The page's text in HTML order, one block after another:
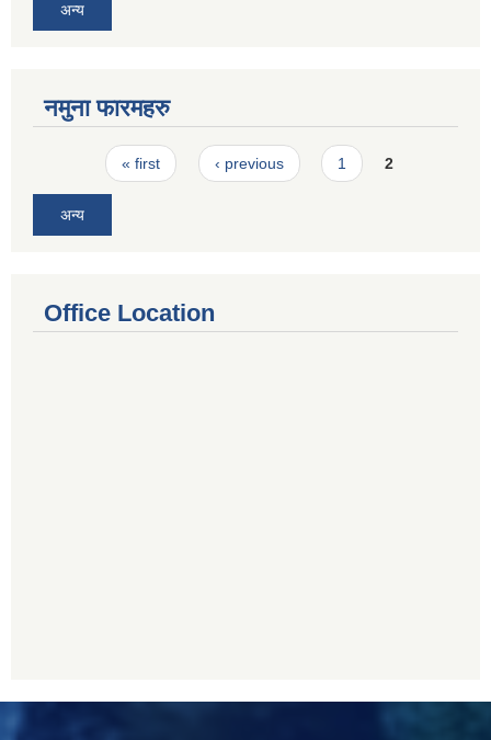
अन्य
नमुना फारमहरु
Pages« first ‹ previous 1 2
अन्य
Office Location